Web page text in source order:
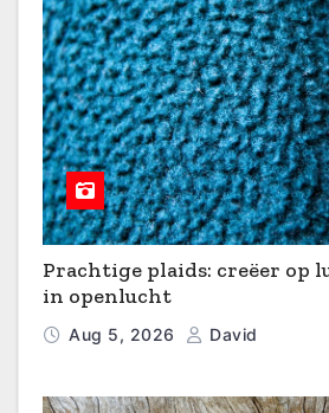
Prachtige plaids: creëer op
in openlucht
Aug 5, 2026 David